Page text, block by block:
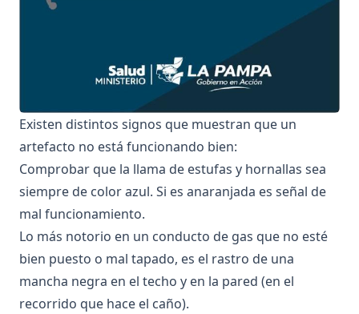
Existen distintos signos que muestran que un
artefacto no está funcionando bien:
Comprobar que la llama de estufas y hornallas sea
siempre de color azul. Si es anaranjada es señal de
mal funcionamiento.
Lo más notorio en un conducto de gas que no esté
bien puesto o mal tapado, es el rastro de una
mancha negra en el techo y en la pared (en el
recorrido que hace el caño).